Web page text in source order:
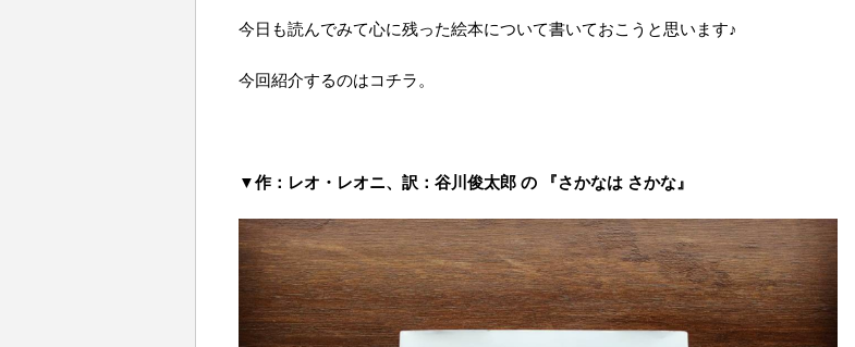
今日も読んでみて心に残った絵本について書いておこうと思います♪
今回紹介するのはコチラ。
▼作：レオ・レオニ、訳：谷川俊太郎 の 『さかなは さかな』